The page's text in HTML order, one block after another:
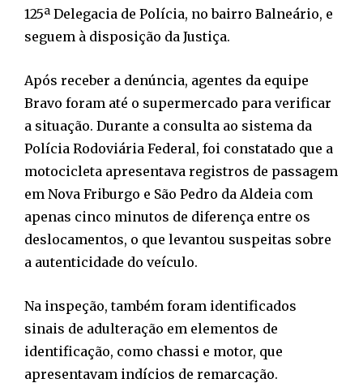
125ª Delegacia de Polícia, no bairro Balneário, e
seguem à disposição da Justiça.
Após receber a denúncia, agentes da equipe
Bravo foram até o supermercado para verificar
a situação. Durante a consulta ao sistema da
Polícia Rodoviária Federal, foi constatado que a
motocicleta apresentava registros de passagem
em Nova Friburgo e São Pedro da Aldeia com
apenas cinco minutos de diferença entre os
deslocamentos, o que levantou suspeitas sobre
a autenticidade do veículo.
Na inspeção, também foram identificados
sinais de adulteração em elementos de
identificação, como chassi e motor, que
apresentavam indícios de remarcação.